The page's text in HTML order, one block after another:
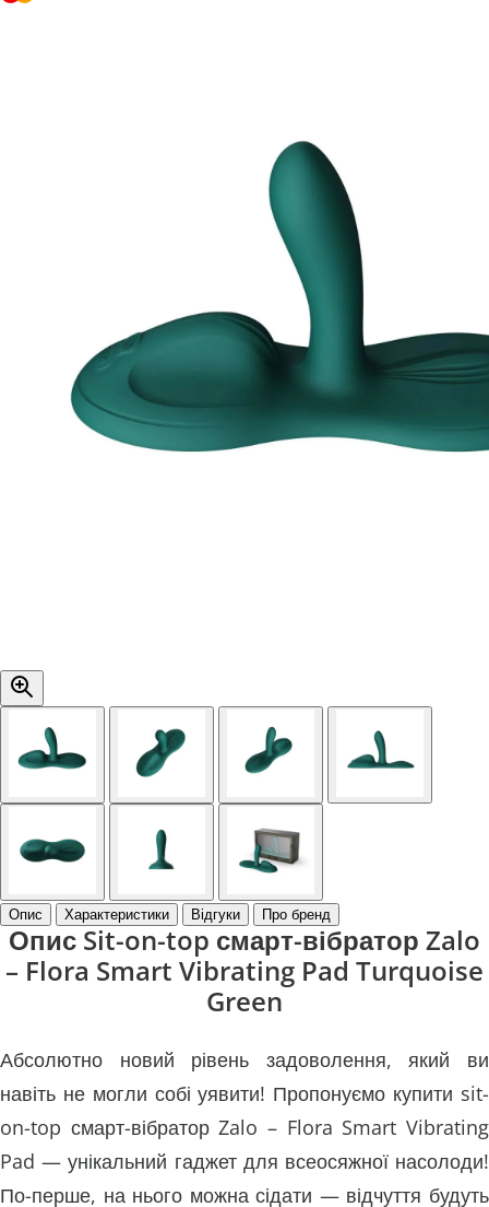
Опис Характеристики Відгуки Про бренд
Опис Sit-on-top смарт-вібратор Zalo
– Flora Smart Vibrating Pad Turquoise
Green
Абсолютно новий рівень задоволення, який ви
навіть не могли собі уявити! Пропонуємо купити sit-
on-top смарт-вібратор Zalo – Flora Smart Vibrating
Pad — унікальний гаджет для всеосяжної насолоди!
По-перше, на нього можна сідати — відчуття будуть